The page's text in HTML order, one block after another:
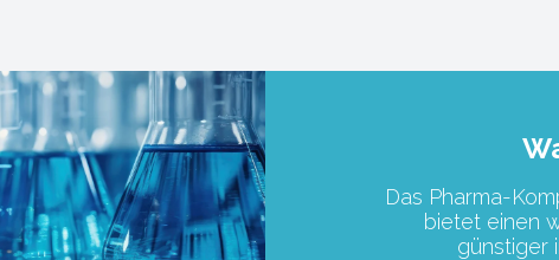
Das Pharma-
bietet einen
günstiger